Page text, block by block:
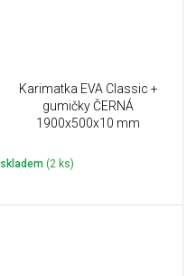
Karimatka EVA Classic +
gumičky ČERNÁ
1900x500x10 mm
skladem (2 ks)